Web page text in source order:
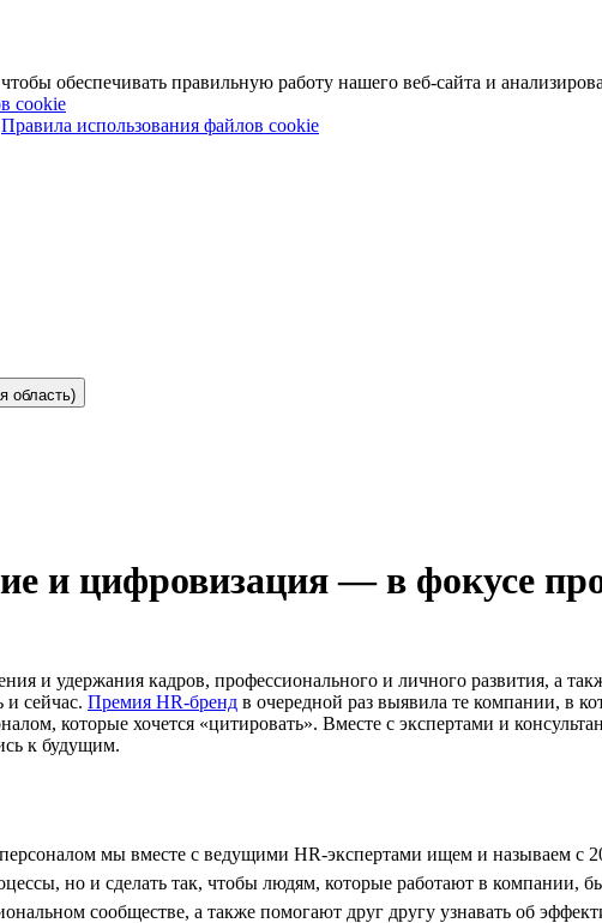
обеспечивать правильную работу нашего веб-сайта и
cookie
Правила использования файлов cookie
область)
и цифровизация — в фокусе
и удержания кадров, профессионального и личного развития, а
и сейчас. Премия HR-бренд в очередной раз выявила те компании, в
которые хочется «цитировать». Вместе с экспертами и
к будущим.
мы вместе с ведущими HR-экспертами ищем и называем
но и сделать так, чтобы людям, которые работают в
сообществе, а также помогают друг другу узнавать об